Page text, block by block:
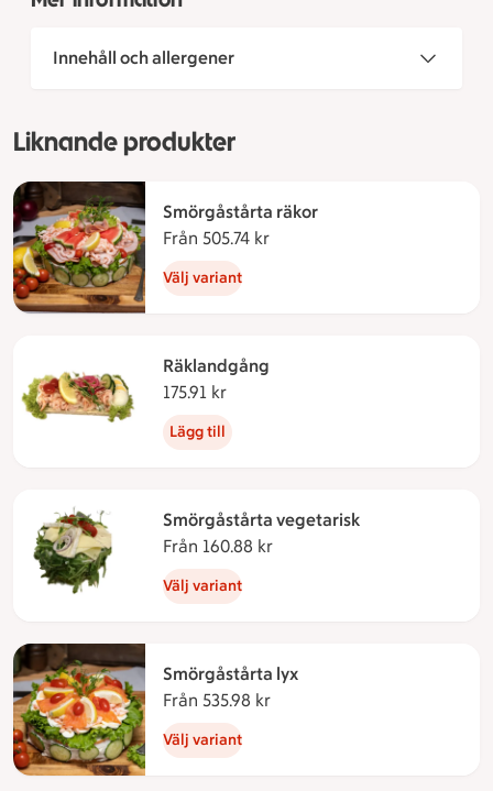
Innehåll och allergener
Liknande produkter
Smörgåstårta räkor
Från 505.74 kr
Välj variant
Räklandgång
175.91 kr
Lägg till
Smörgåstårta vegetarisk
Från 160.88 kr
Välj variant
Smörgåstårta lyx
Från 535.98 kr
Välj variant